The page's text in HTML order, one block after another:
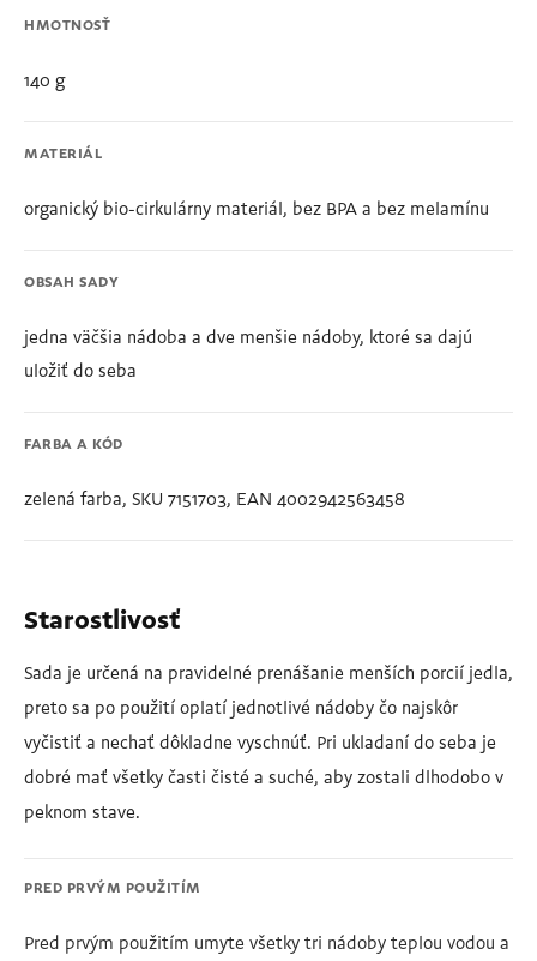
HMOTNOSŤ
140 g
MATERIÁL
organický bio-cirkulárny materiál, bez BPA a bez melamínu
OBSAH SADY
jedna väčšia nádoba a dve menšie nádoby, ktoré sa dajú
uložiť do seba
FARBA A KÓD
zelená farba, SKU 7151703, EAN 4002942563458
Starostlivosť
Sada je určená na pravidelné prenášanie menších porcií jedla,
preto sa po použití oplatí jednotlivé nádoby čo najskôr
vyčistiť a nechať dôkladne vyschnúť. Pri ukladaní do seba je
dobré mať všetky časti čisté a suché, aby zostali dlhodobo v
peknom stave.
PRED PRVÝM POUŽITÍM
Pred prvým použitím umyte všetky tri nádoby teplou vodou a